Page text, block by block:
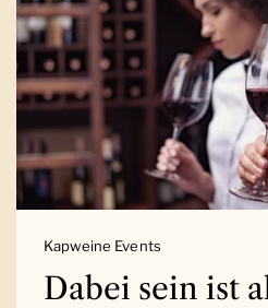
Kapweine Events
Dabei sein ist